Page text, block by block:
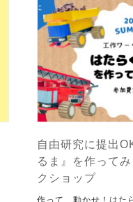
自由研究に提出
るま』を作って
クショップ
作って、動かせ！はた